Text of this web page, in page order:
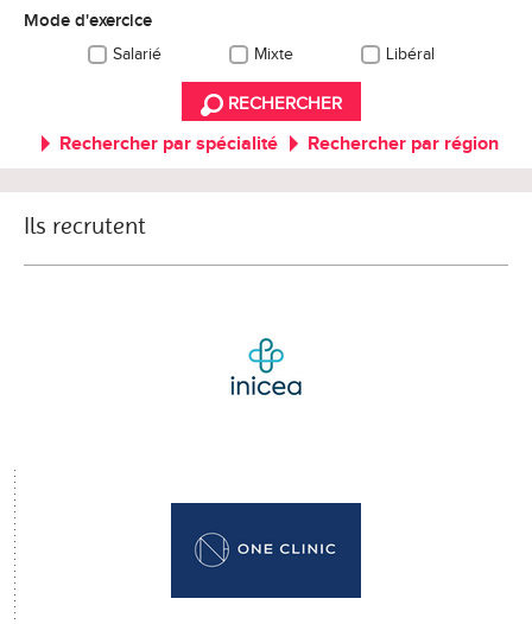
Mode d'exercice
Salarié Mixte Libéral
RECHERCHER
Rechercher par spécialité Rechercher par région
Ils recrutent